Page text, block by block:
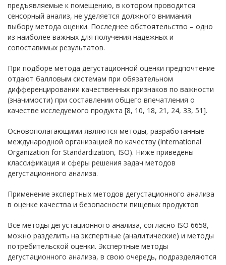
предъявляемые к помещению, в котором проводится
сенсорный анализ, не уделяется должного внимания
выбору метода оценки. Последнее обстоятельство – одно
из наиболее важных для получения надежных и
сопоставимых результатов.
При подборе метода дегустационной оценки предпочтение
отдают балловым системам при обязательном
дифференцировании качественных признаков по важности
(значимости) при составлении общего впечатления о
качестве исследуемого продукта [8, 10, 18, 21, 24, 33, 51].
Основополагающими являются методы, разработанные
международной организацией по качеству (International
Organization for Standardization, ISO). Ниже приведены
классификация и сферы решения задач методов
дегустационного анализа.
Применение экспертных методов дегустационного анализа
в оценке качества и безопасности пищевых продуктов
Все методы дегустационного анализа, согласно ISO 6658,
можно разделить на экспертные (аналитические) и методы
потребительской оценки. Экспертные методы
дегустационного анализа, в свою очередь, подразделяются